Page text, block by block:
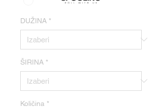
DUŽINA *
ŠIRINA *
Količina *